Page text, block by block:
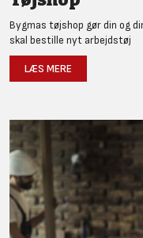
Bygmas tøjshop gør din og
skal bestille nyt arbejdstøj
LÆS MERE